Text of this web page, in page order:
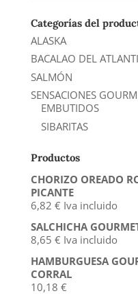
Categorías del
ALASKA
BACALAO DEL
SALMÓN
SENSACIONES
EMBUTIDOS
SIBARITAS
Productos
CHORIZO OREADO
PICANTE
6,82 € Iva incluido
SALCHICHA
8,65 € Iva incluido
HAMBURGUESA
CORRAL
10,18 €